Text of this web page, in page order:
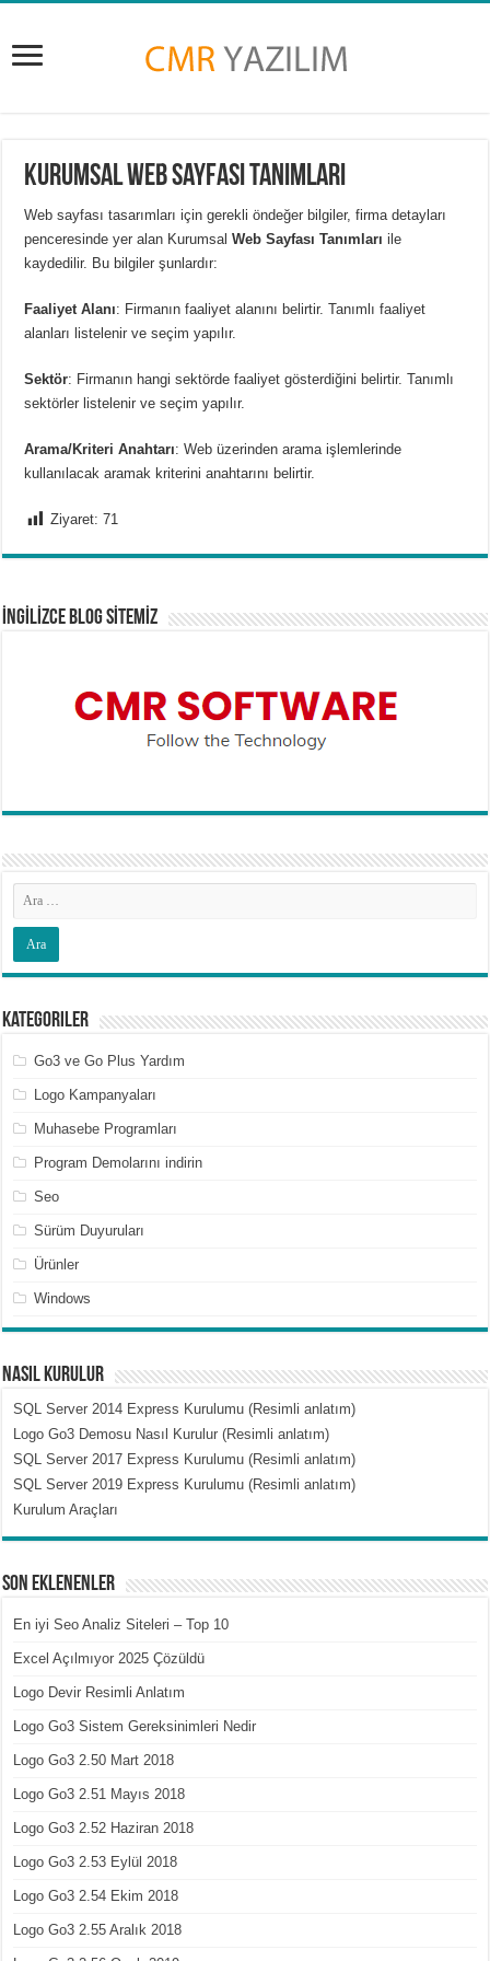
Kurumsal Web Sayfası Tanımları
Web sayfası tasarımları için gerekli öndeğer bilgiler, firma detayları
penceresinde yer alan KurumsalWeb Sayfası Tanımları ile
kaydedilir. Bu bilgiler şunlardır:
Faaliyet Alanı: Firmanın faaliyet alanını belirtir. Tanımlı faaliyet
alanları listelenir ve seçim yapılır.
Sektör: Firmanın hangi sektörde faaliyet gösterdiğini belirtir. Tanımlı
sektörler listelenir ve seçim yapılır.
Arama/Kriteri Anahtarı: Web üzerinden arama işlemlerinde
kullanılacak aramak kriterini anahtarını belirtir.
Ziyaret: 71
İNGİLİZCE BLOG SİTEMİZ
Kategoriler
Go3 ve Go Plus Yardım
Logo Kampanyaları
Muhasebe Programları
Program Demolarını indirin
Seo
Sürüm Duyuruları
Ürünler
Windows
Nasıl Kurulur
SQL Server 2014 Express Kurulumu (Resimli anlatım)
Logo Go3 Demosu Nasıl Kurulur (Resimli anlatım)
SQL Server 2017 Express Kurulumu (Resimli anlatım)
SQL Server 2019 Express Kurulumu (Resimli anlatım)
Kurulum Araçları
Son Eklenenler
En iyi Seo Analiz Siteleri – Top 10
Excel Açılmıyor 2025 Çözüldü
Logo Devir Resimli Anlatım
Logo Go3 Sistem Gereksinimleri Nedir
Logo Go3 2.50 Mart 2018
Logo Go3 2.51 Mayıs 2018
Logo Go3 2.52 Haziran 2018
Logo Go3 2.53 Eylül 2018
Logo Go3 2.54 Ekim 2018
Logo Go3 2.55 Aralık 2018